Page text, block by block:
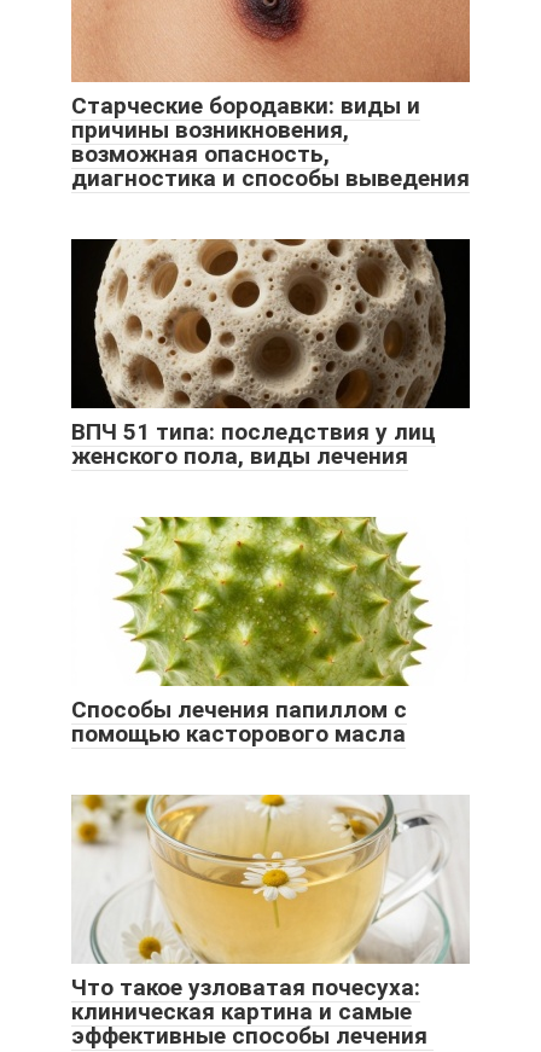
Старческие бородавки: виды и
причины возникновения,
возможная опасность,
диагностика и способы выведения
ВПЧ 51 типа: последствия у лиц
женского пола, виды лечения
Способы лечения папиллом с
помощью касторового масла
Что такое узловатая почесуха:
клиническая картина и самые
эффективные способы лечения